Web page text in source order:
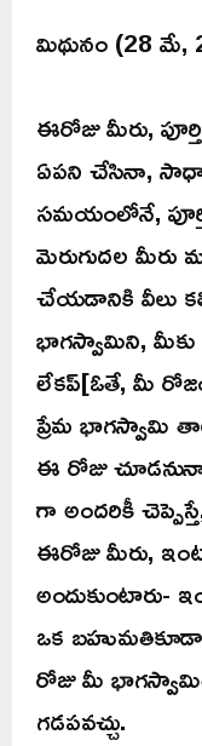
మిథునం (28 మే,
ఈరోజు మీరు,
ఏపని చేసినా,
సమయంలోనే,
మెరుగుదల మీరు
చేయడానికి వీలు
భాగస్వామిని, మీకు
లేకప్[ఓతే, మీ
ప్రేమ భాగస్వామి
ఈ రోజు
గా అందరికీ
ఈరోజు మీరు,
అందుకుంటారు-
ఒక
రోజు మీ
గడపవచ్చు.